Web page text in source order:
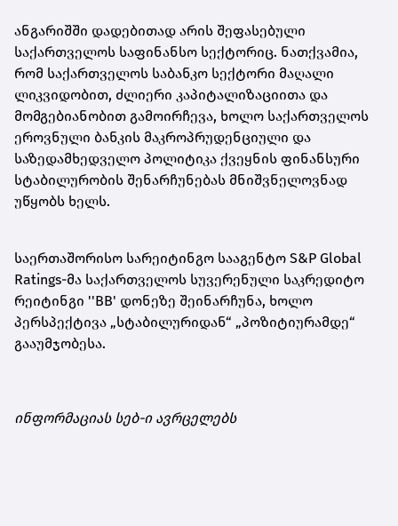
ანგარიშში დადებითად არის შეფასებული
საქართველოს საფინანსო სექტორიც. ნათქვამია,
რომ საქართველოს საბანკო სექტორი მაღალი
ლიკვიდობით, ძლიერი კაპიტალიზაციითა და
მომგებიანობით გამოირჩევა, ხოლო საქართველოს
ეროვნული ბანკის მაკროპრუდენციული და
საზედამხედველო პოლიტიკა ქვეყნის ფინანსური
სტაბილურობის შენარჩუნებას მნიშვნელოვნად
უწყობს ხელს.
საერთაშორისო სარეიტინგო სააგენტო S&P Global
Ratings-მა საქართველოს სუვერენული საკრედიტო
რეიტინგი ''BB' დონეზე შეინარჩუნა, ხოლო
პერსპექტივა „სტაბილურიდან“ „პოზიტიურამდე“
გააუმჯობესა.
ინფორმაციას სებ-ი ავრცელებს